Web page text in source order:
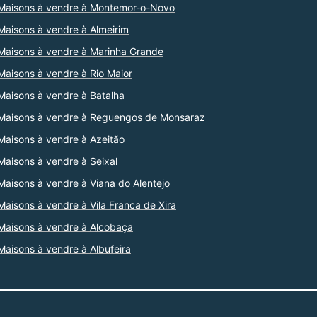
à vendre à Montemor-o-Novo
à vendre à Almeirim
à vendre à Marinha Grande
à vendre à Rio Maior
à vendre à Batalha
à vendre à Reguengos de Monsaraz
à vendre à Azeitão
à vendre à Seixal
à vendre à Viana do Alentejo
à vendre à Vila Franca de Xira
à vendre à Alcobaça
à vendre à Albufeira